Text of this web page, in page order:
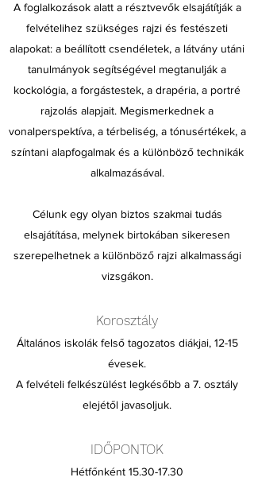
A foglalkozások alatt a résztvevők elsajátítják a
felvételihez szükséges rajzi és festészeti
alapokat: a beállított csendéletek, a látvány utáni
tanulmányok segítségével megtanulják a
kockológia, a forgástestek, a drapéria, a portré
rajzolás alapjait. Megismerkednek a
vonalperspektíva, a térbeliség, a tónusértékek, a
színtani alapfogalmak és a különböző technikák
alkalmazásával.
Célunk egy olyan biztos szakmai tudás
elsajátítása, melynek birtokában sikeresen
szerepelhetnek a különböző rajzi alkalmassági
vizsgákon.
Korosztály
Általános iskolák felső tagozatos diákjai, 12-15
évesek.
A felvételi felkészülést legkésőbb a 7. osztály
elejétől javasoljuk.
IDŐPONTOK
Hétfőnként 15.30-17.30